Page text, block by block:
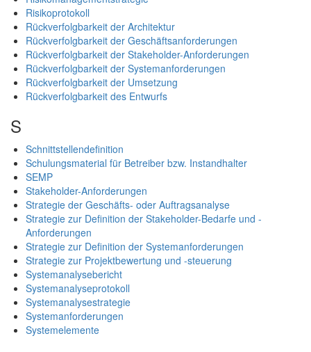
Risikoprotokoll
Rückverfolgbarkeit der Architektur
Rückverfolgbarkeit der Geschäftsanforderungen
Rückverfolgbarkeit der Stakeholder-Anforderungen
Rückverfolgbarkeit der Systemanforderungen
Rückverfolgbarkeit der Umsetzung
Rückverfolgbarkeit des Entwurfs
S
Schnittstellendefinition
Schulungsmaterial für Betreiber bzw. Instandhalter
SEMP
Stakeholder-Anforderungen
Strategie der Geschäfts- oder Auftragsanalyse
Strategie zur Definition der Stakeholder-Bedarfe und -
Anforderungen
Strategie zur Definition der Systemanforderungen
Strategie zur Projektbewertung und -steuerung
Systemanalysebericht
Systemanalyseprotokoll
Systemanalysestrategie
Systemanforderungen
Systemelemente